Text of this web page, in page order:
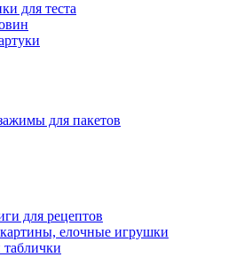
для теста
для пакетов
для рецептов
елочные игрушки